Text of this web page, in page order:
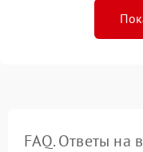
FAQ. Ответы на